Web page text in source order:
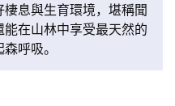
息與生育環境，堪稱聞
在山林中享受最天然的
呼吸。